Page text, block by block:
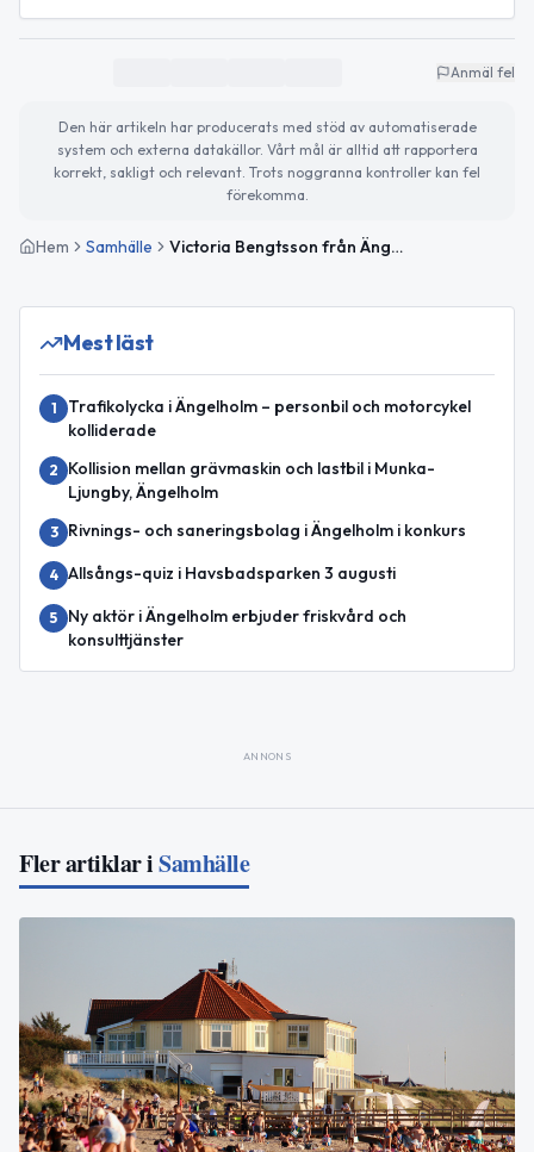
Anmäl fel
Den här artikeln har producerats med stöd av automatiserade
system och externa datakällor. Vårt mål är alltid att rapportera
korrekt, sakligt och relevant. Trots noggranna kontroller kan fel
förekomma.
Hem Samhälle Victoria Bengtsson från Ängelholm tävlar om titeln Årets Offentliga Ekokock
Mest läst
1
Trafikolycka i Ängelholm – personbil och motorcykel
kolliderade
2
Kollision mellan grävmaskin och lastbil i Munka-
Ljungby, Ängelholm
3 Rivnings- och saneringsbolag i Ängelholm i konkurs
4 Allsångs-quiz i Havsbadsparken 3 augusti
5
Ny aktör i Ängelholm erbjuder friskvård och
konsulttjänster
ANNONS
Fler artiklar iSamhälle